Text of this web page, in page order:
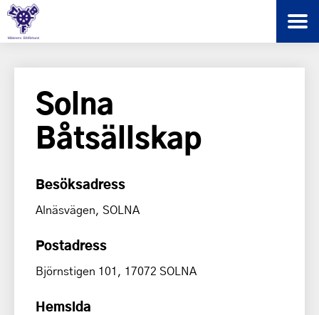
Solna
Båtsällskap
Besöksadress
Alnäsvägen, SOLNA
Postadress
Björnstigen 101, 17072 SOLNA
Hemsida